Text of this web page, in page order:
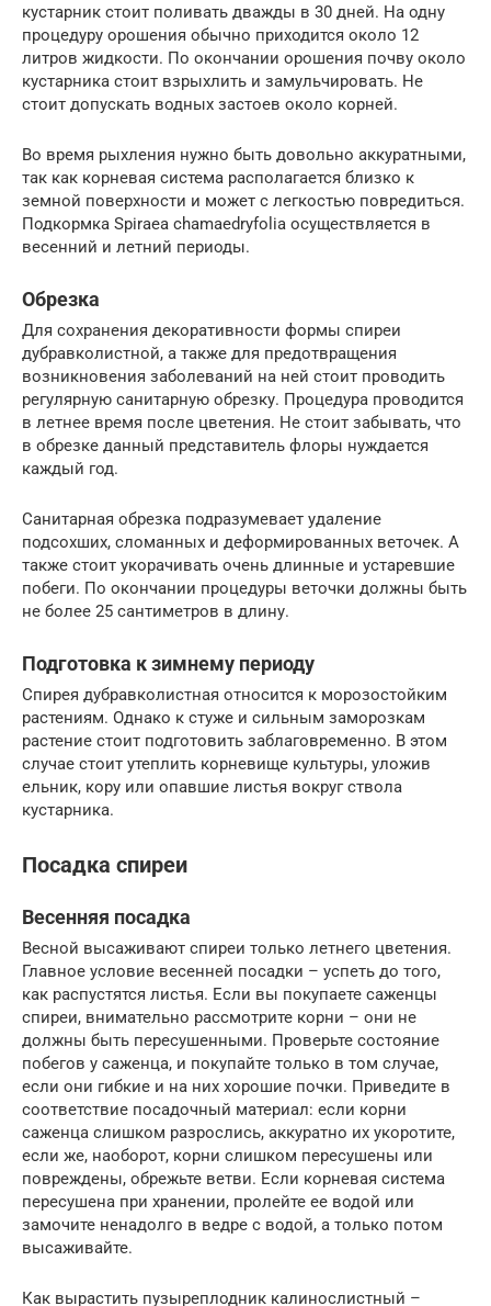
кустарник стоит поливать дважды в 30 дней. На одну
процедуру орошения обычно приходится около 12
литров жидкости. По окончании орошения почву около
кустарника стоит взрыхлить и замульчировать. Не
стоит допускать водных застоев около корней.
Во время рыхления нужно быть довольно аккуратными,
так как корневая система располагается близко к
земной поверхности и может с легкостью повредиться.
Подкормка Spiraea chamaedryfolia осуществляется в
весенний и летний периоды.
Обрезка
Для сохранения декоративности формы спиреи
дубравколистной, а также для предотвращения
возникновения заболеваний на ней стоит проводить
регулярную санитарную обрезку. Процедура проводится
в летнее время после цветения. Не стоит забывать, что
в обрезке данный представитель флоры нуждается
каждый год.
Санитарная обрезка подразумевает удаление
подсохших, сломанных и деформированных веточек. А
также стоит укорачивать очень длинные и устаревшие
побеги. По окончании процедуры веточки должны быть
не более 25 сантиметров в длину.
Подготовка к зимнему периоду
Спирея дубравколистная относится к морозостойким
растениям. Однако к стуже и сильным заморозкам
растение стоит подготовить заблаговременно. В этом
случае стоит утеплить корневище культуры, уложив
ельник, кору или опавшие листья вокруг ствола
кустарника.
Посадка спиреи
Весенняя посадка
Весной высаживают спиреи только летнего цветения.
Главное условие весенней посадки – успеть до того,
как распустятся листья. Если вы покупаете саженцы
спиреи, внимательно рассмотрите корни – они не
должны быть пересушенными. Проверьте состояние
побегов у саженца, и покупайте только в том случае,
если они гибкие и на них хорошие почки. Приведите в
соответствие посадочный материал: если корни
саженца слишком разрослись, аккуратно их укоротите,
если же, наоборот, корни слишком пересушены или
повреждены, обрежьте ветви. Если корневая система
пересушена при хранении, пролейте ее водой или
замочите ненадолго в ведре с водой, а только потом
высаживайте.
Как вырастить пузыреплодник калинослистный –